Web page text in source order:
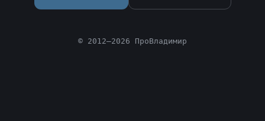
© 2012–2026 ПроВладимир